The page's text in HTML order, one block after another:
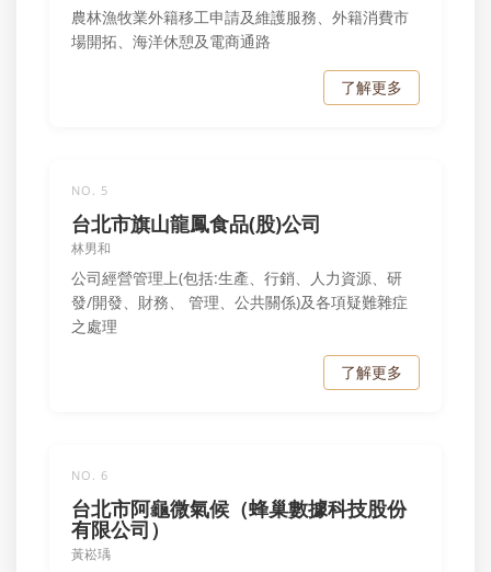
農林漁牧業外籍移工申請及維護服務、外籍消費市
場開拓、海洋休憩及電商通路
了解更多
NO. 5
台北市旗山龍鳳食品(股)公司
林男和
公司經營管理上(包括:生產、行銷、人力資源、研
發/開發、財務、 管理、公共關係)及各項疑難雜症
之處理
了解更多
NO. 6
台北市阿龜微氣候（蜂巢數據科技股份
有限公司）
黃崧瑀